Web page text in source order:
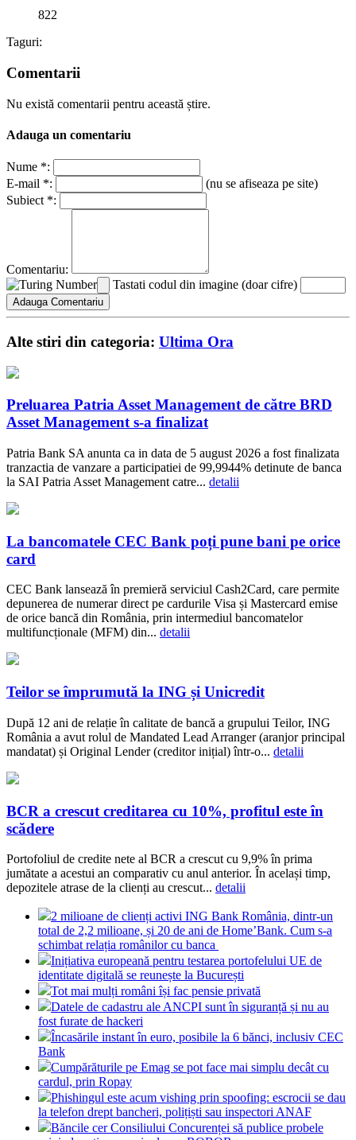
822
Taguri:
Comentarii
Nu există comentarii pentru această știre.
Adauga un comentariu
Nume *:
E-mail *:
(nu se afiseaza pe site)
Subiect *:
Comentariu:
Tastati codul din imagine (doar cifre)
Alte stiri din categoria: Ultima Ora
Preluarea Patria Asset Management de către BRD
Asset Management s-a finalizat
Patria Bank SA anunta ca in data de 5 august 2026 a fost finalizata
tranzactia de vanzare a participatiei de 99,9944% detinute de banca
la SAI Patria Asset Management catre... detalii
La bancomatele CEC Bank poți pune bani pe orice
card
CEC Bank lansează în premieră serviciul Cash2Card, care permite
depunerea de numerar direct pe cardurile Visa și Mastercard emise
de orice bancă din România, prin intermediul bancomatelor
multifuncționale (MFM) din... detalii
Teilor se împrumută la ING și Unicredit
După 12 ani de relație în calitate de bancă a grupului Teilor, ING
România a avut rolul de Mandated Lead Arranger (aranjor principal
mandatat) și Original Lender (creditor inițial) într-o... detalii
BCR a crescut creditarea cu 10%, profitul este în
scădere
Portofoliul de credite nete al BCR a crescut cu 9,9% în prima
jumătate a acestui an comparativ cu anul anterior. În același timp,
depozitele atrase de la clienți au crescut... detalii
2 milioane de clienți activi ING Bank România, dintr-un
total de 2,2 milioane, și 20 de ani de Home’Bank. Cum s-a
schimbat relația românilor cu banca
Inițiativa europeană pentru testarea portofelului UE de
identitate digitală se reunește la București
Tot mai mulți români își fac pensie privată
Datele de cadastru ale ANCPI sunt în siguranță și nu au
fost furate de hackeri
Încasările instant în euro, posibile la 6 bănci, inclusiv CEC
Bank
Cumpărăturile pe Emag se pot face mai simplu decât cu
cardul, prin Ropay
Phishingul este acum vishing prin spoofing: escrocii se dau
la telefon drept bancheri, polițiști sau inspectori ANAF
Băncile cer Consiliului Concurenței să publice probele